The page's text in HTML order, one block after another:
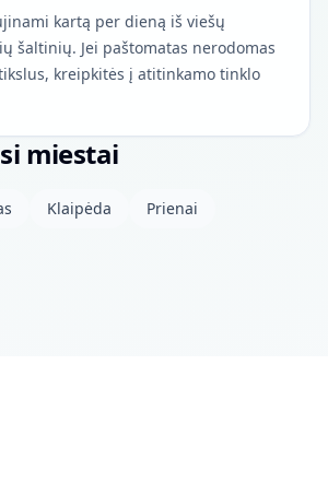
kartą per dieną iš viešų
šaltinių. Jei paštomatas nerodomas
kreipkitės į atitinkamo tinklo
miestai
Klaipėda
Prienai